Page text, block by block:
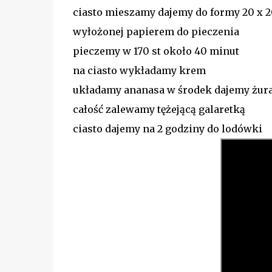
ciasto mieszamy dajemy do formy 20 x
wyłożonej papierem do pieczenia
pieczemy w 170 st około 40 minut
na ciasto wykładamy krem
układamy ananasa w środek dajemy
całość zalewamy tężejącą galaretką
ciasto dajemy na 2 godziny do lodówki